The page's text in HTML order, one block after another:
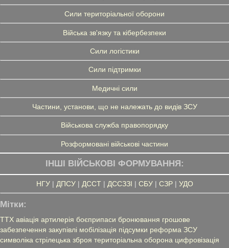
Сили територіальної оборони
Війська зв'язку та кібербезпеки
Сили логістики
Сили підтримки
Медичні сили
Частини, установи, що не належать до видів ЗСУ
Військова служба правопорядку
Розформовані військові частини
ІНШІ ВІЙСЬКОВІ ФОРМУВАННЯ:
НГУ| ДПСУ| ДССТ| ДССЗЗІ | СБУ| СЗР| УДО
Мітки:
ТТХ авіація артилерія боєприпаси бронювання грошове
забезпечення закупівлі мобілізація підсумки реформа ЗСУ
символіка стрілецька зброя територіальна оборона цифровізація